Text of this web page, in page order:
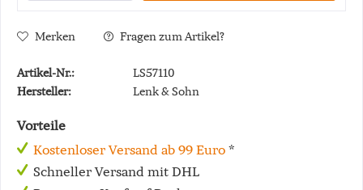
Merken Fragen zum Artikel?
Artikel-Nr.:
LS57110
Hersteller:
Lenk & Sohn
Vorteile
Kostenloser Versand ab 99 Euro *
Schneller Versand mit DHL